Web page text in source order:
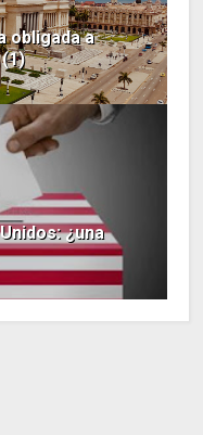
obligada a
¿una